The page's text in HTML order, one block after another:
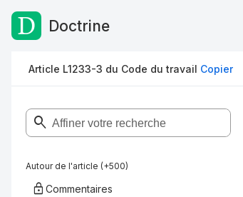
Passer au contenu
Doctrine
Article L1233-3 du Code du travail Copier
Autour de l'article (+500)
Commentaires